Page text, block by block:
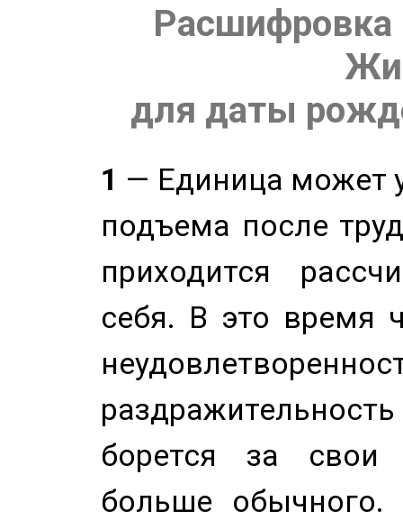
Расшифровка
для даты
1 — Единица может
подъема после
приходится
себя. В это время
борется за свои
больше